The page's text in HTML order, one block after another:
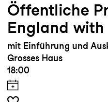
Öffentliche
England with
mit Einführung und
Grosses Haus
18:00